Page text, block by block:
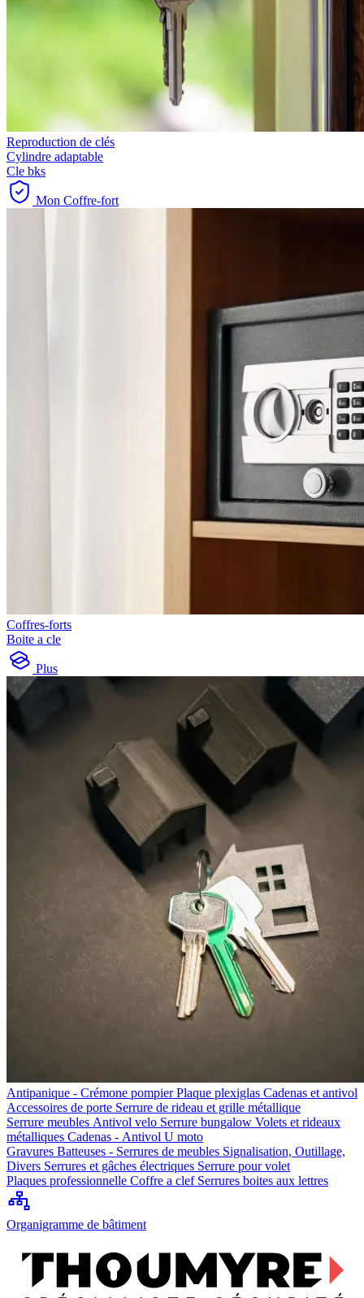
Reproduction de clés
Cylindre adaptable
Cle bks
Mon Coffre-fort
Coffres-forts
Boite a cle
Plus
Antipanique - Crémone pompierPlaque plexiglas Cadenas et antivol
Accessoires de porte Serrure de rideau et grille métallique
Serrure meubles Antivol velo Serrure bungalow Volets et rideaux
métalliques Cadenas - Antivol U moto
Gravures Batteuses - Serrures de meubles Signalisation, Outillage,
Divers Serrures et gâches électriques Serrure pour volet
Plaques professionnelle Coffre a clef Serrures boites aux lettres
Organigramme de bâtiment